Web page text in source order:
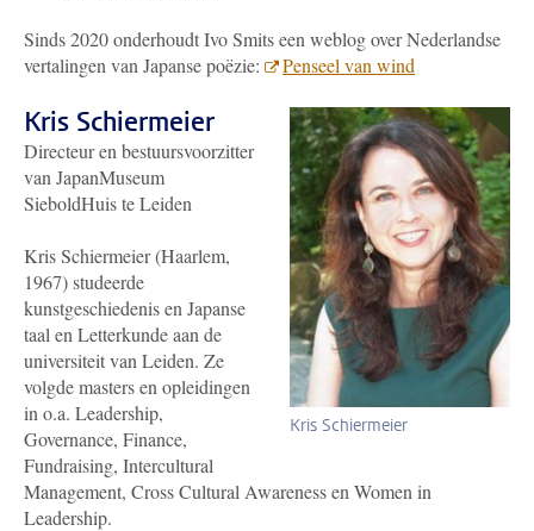
Sinds 2020 onderhoudt Ivo Smits een weblog over Nederlandse
vertalingen van Japanse poëzie:
Penseel van wind
Kris Schiermeier
Kris Schiermeier
Directeur en bestuursvoorzitter
van JapanMuseum
SieboldHuis te Leiden
Kris Schiermeier (Haarlem,
1967) studeerde
kunstgeschiedenis en Japanse
taal en Letterkunde aan de
universiteit van Leiden. Ze
volgde masters en opleidingen
in o.a. Leadership,
Governance, Finance,
Fundraising, Intercultural
Management, Cross Cultural Awareness en Women in
Leadership.